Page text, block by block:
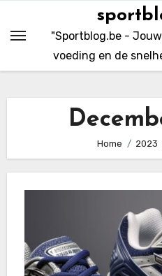
"Sportblog.be -
voeding en de
Home 2023